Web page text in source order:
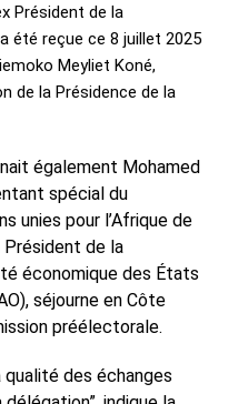
Président de la
été reçue ce 8 juillet 2025
Meyliet Koné,
de la Présidence de la
également Mohamed
spécial du
unies pour l’Afrique de
Président de la
économique des États
séjourne en Côte
préélectorale.
qualité des échanges